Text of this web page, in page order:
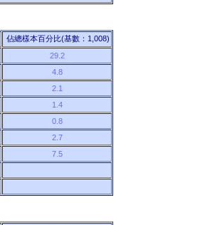
佔總樣本百分比(基數：1,008)
29.2
4.8
2.1
1.4
0.8
2.7
7.5